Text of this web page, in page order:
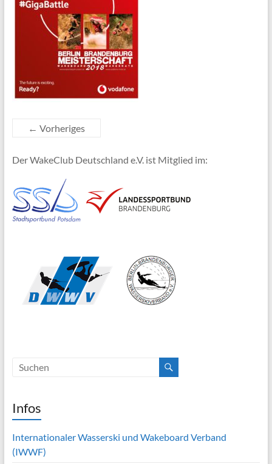
← Vorheriges
Der WakeClub Deutschland e.V. ist Mitglied im:
Infos
Internationaler Wasserski und Wakeboard Verband
(IWWF)